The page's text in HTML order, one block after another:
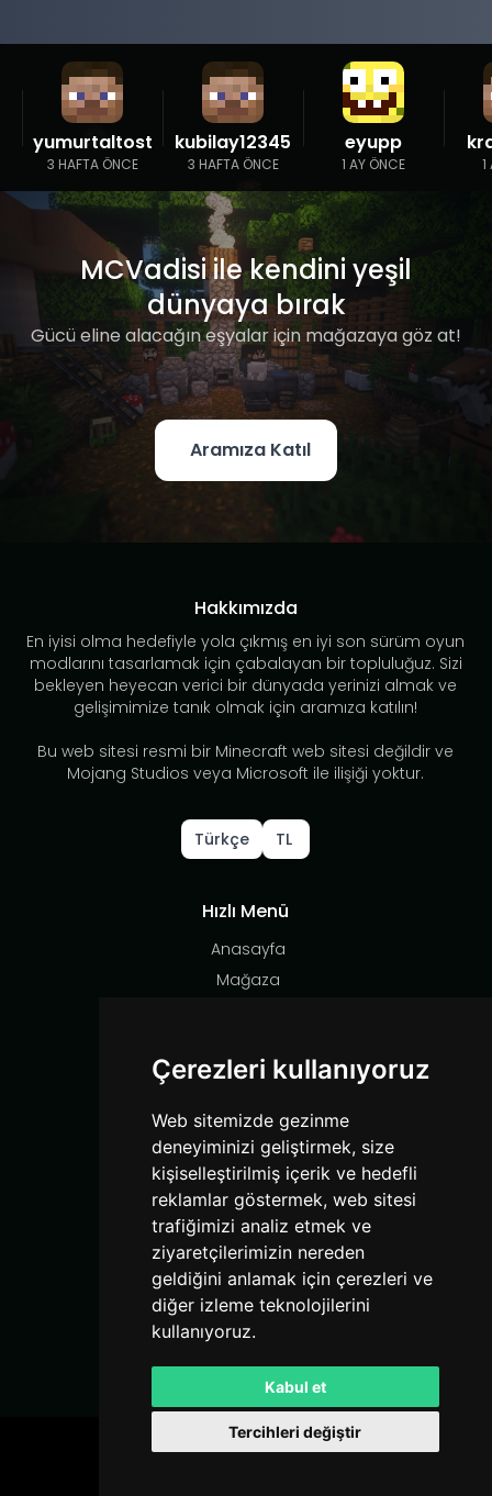
Çerezleri kullanıyoruz
Web sitemizde gezinme
deneyiminizi geliştirmek, size
kişiselleştirilmiş içerik ve hedefli
reklamlar göstermek, web sitesi
trafiğimizi analiz etmek ve
ziyaretçilerimizin nereden
geldiğini anlamak için çerezleri ve
diğer izleme teknolojilerini
kullanıyoruz.
Kabul et
Tercihleri değiştir
yumurtaltost
3 HAFTA ÖNCE
kubilay12345
3 HAFTA ÖNCE
eyupp
1 AY ÖNCE 1
MCVadisi ile kendini yeşil
dünyaya bırak
Gücü eline alacağın eşyalar için mağazaya göz at!
Aramıza Katıl
Hakkımızda
En iyisi olma hedefiyle yola çıkmış en iyi son sürüm oyun
modlarını tasarlamak için çabalayan bir topluluğuz. Sizi
bekleyen heyecan verici bir dünyada yerinizi almak ve
gelişimimize tanık olmak için aramıza katılın!
Bu web sitesi resmi bir Minecraft web sitesi değildir ve
Mojang Studios veya Microsoft ile ilişiği yoktur.
Türkçe TL
Hızlı Menü
Anasayfa
Mağaza
Sosyal Medya
YouTube
TikTok
Discord
Bağlantılar
Kurallar
Hizmet Şartları
Gizlilik Politikası
MCVadisi
. Tüm hakları saklıdır. © 2026